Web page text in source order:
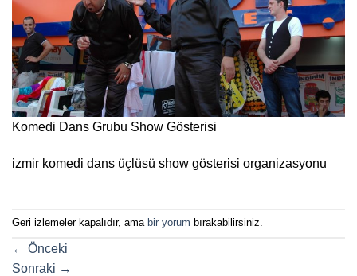
Komedi Dans Grubu Show Gösterisi
izmir komedi dans üçlüsü show gösterisi organizasyonu
Geri izlemeler kapalıdır, ama bir yorum bırakabilirsiniz.
← Önceki
Sonraki →